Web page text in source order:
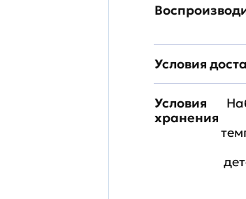
Условия
Условия
хранения